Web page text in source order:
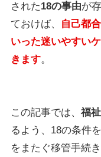
された18の事由が
ておけば、
自己都
いった迷いやすい
きます。
この記事では、 福
るよう、18の条件
をまたぐ移管手続